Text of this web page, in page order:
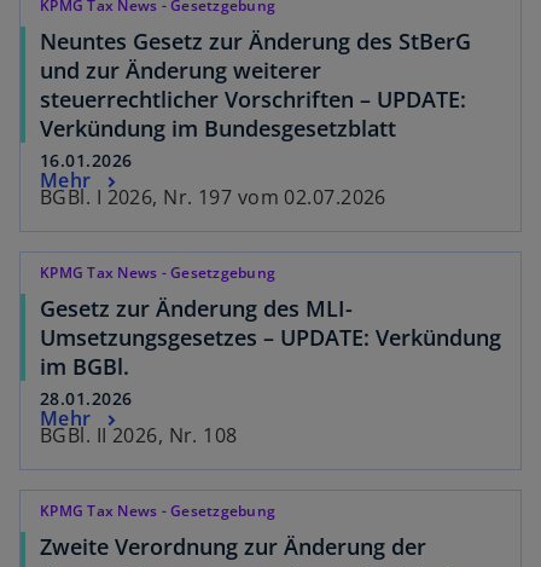
KPMG Tax News - Gesetzgebung
Neuntes Gesetz zur Änderung des StBerG
und zur Änderung weiterer
steuerrechtlicher Vorschriften – UPDATE:
Verkündung im Bundesgesetzblatt
16.01.2026
BGBl. I 2026, Nr. 197 vom 02.07.2026
Mehr
KPMG Tax News - Gesetzgebung
Gesetz zur Änderung des MLI-
Umsetzungsgesetzes – UPDATE: Verkündung
im BGBl.
28.01.2026
BGBl. II 2026, Nr. 108
Mehr
KPMG Tax News - Gesetzgebung
Zweite Verordnung zur Änderung der